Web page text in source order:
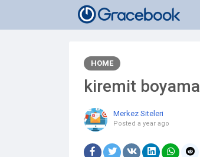
HOME
kiremit boyama
Merkez Siteleri
Posted a year ago